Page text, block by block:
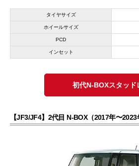
タイヤサイズ
ホイールサイズ
PCD
インセット
初代N-BOXスタッド
【JF3/JF4】2代目 N-BOX（2017年〜2023